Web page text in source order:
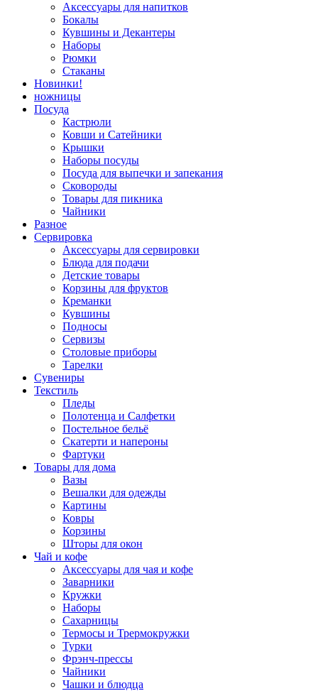
Аксессуары для напитков
Бокалы
Кувшины и Декантеры
Наборы
Рюмки
Стаканы
Новинки!
ножницы
Посуда
Кастрюли
Ковши и Сатейники
Крышки
Наборы посуды
Посуда для выпечки и запекания
Сковороды
Товары для пикника
Чайники
Разное
Сервировка
Аксессуары для сервировки
Блюда для подачи
Детские товары
Корзины для фруктов
Креманки
Кувшины
Подносы
Сервизы
Столовые приборы
Тарелки
Сувениры
Текстиль
Пледы
Полотенца и Салфетки
Постельное бельё
Скатерти и напероны
Фартуки
Товары для дома
Вазы
Вешалки для одежды
Картины
Ковры
Корзины
Шторы для окон
Чай и кофе
Аксессуары для чая и кофе
Заварники
Кружки
Наборы
Сахарницы
Термосы и Трермокружки
Турки
Фрэнч-прессы
Чайники
Чашки и блюдца